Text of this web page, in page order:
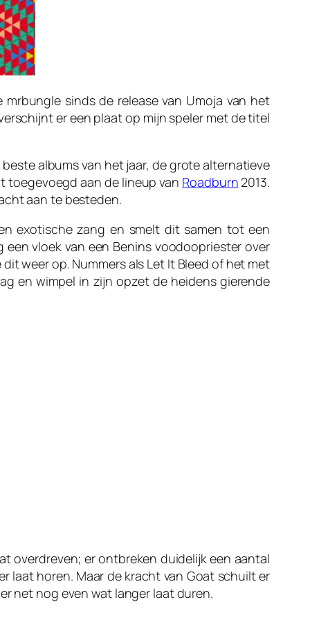
sinds de release van Umoja van het
er een plaat op mijn speler met de titel
albums van het jaar, de grote alternatieve
toegevoegd aan de lineup van Roadburn 2013.
aan te besteden.
exotische zang en smelt dit samen tot een
vloek van een Benins voodoopriester over
weer op. Nummers als Let It Bleed of het met
en wimpel in zijn opzet de heidens gierende
overdreven; er ontbreken duidelijk een aantal
laat horen. Maar de kracht van Goat schuilt er
net nog even wat langer laat duren.